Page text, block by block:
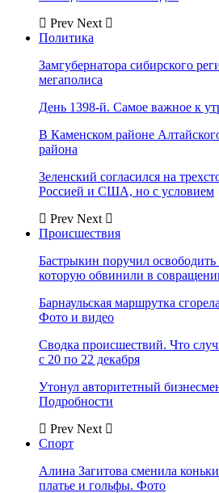
Prev Next
Политика
Замгубернатора сибирского
мегаполиса
День 1398-й. Самое важное к
В Каменском районе
района
Зеленский согласился на
Россией и США, но с условием
Prev Next
Происшествия
Бастрыкин поручил
которую обвинили в
Барнаульская маршрутка
Фото и видео
Сводка происшествий. Что
с 20 по 22 декабря
Утонул авторитетный
Подробности
Prev Next
Спорт
Алина Загитова сменила
платье и гольфы. Фото